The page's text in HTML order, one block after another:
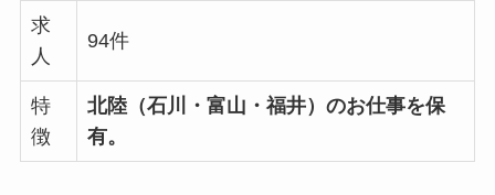
求
人
94件
特
徴
北陸（石川・富山・福井）のお仕事を保
有。